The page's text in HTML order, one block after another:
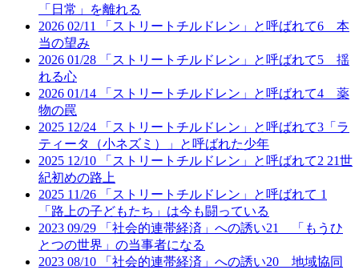
「日常」を離れる
2026 02/11
「ストリートチルドレン」と呼ばれて6 本
当の望み
2026 01/28
「ストリートチルドレン」と呼ばれて5 揺
れる心
2026 01/14
「ストリートチルドレン」と呼ばれて4 薬
物の罠
2025 12/24
「ストリートチルドレン」と呼ばれて3「ラ
ティータ（小ネズミ）」と呼ばれた少年
2025 12/10
「ストリートチルドレン」と呼ばれて2 21世
紀初めの路上
2025 11/26
「ストリートチルドレン」と呼ばれて 1
「路上の子どもたち」は今も闘っている
2023 09/29
「社会的連帯経済」への誘い21 「もうひ
とつの世界」の当事者になる
2023 08/10
「社会的連帯経済」への誘い20 地域協同